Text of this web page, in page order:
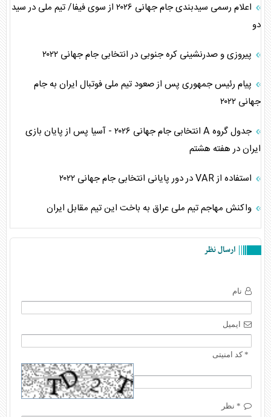
اعلام رسمی سیدبندی جام جهانی ۲۰۲۶ از سوی فیفا/ تیم ملی در سید
دو
پیروزی و صدرنشینی کره جنوبی در انتخابی جام جهانی ۲۰۲۲
پیام رئیس جمهوری پس از صعود تیم ملی فوتبال ایران به جام
جهانی ۲۰۲۲
جدول گروه A انتخابی جام جهانی ۲۰۲۶ - آسیا پس از پایان بازی
ایران در هفته هشتم
استفاده از VAR در دور پایانی انتخابی جام جهانی ۲۰۲۲
واکنش مهاجم تیم ملی عراق به باخت این تیم مقابل ایران
ارسال نظر
نام
ایمیل
* کد امنیتی
* نظر